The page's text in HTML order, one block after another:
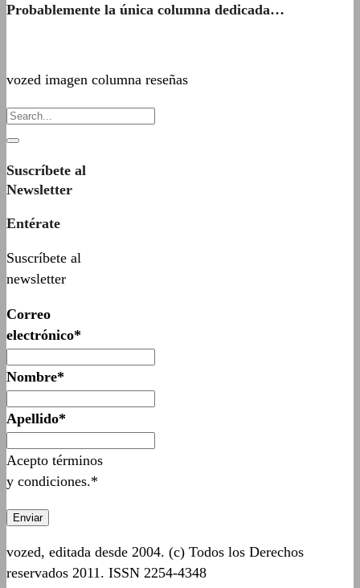
Probablemente la única columna dedicada…
vozed imagen columna reseñas
Suscríbete al
Newsletter
Entérate
Suscríbete al
newsletter
Correo
electrónico*
Nombre*
Apellido*
Acepto términos
y condiciones.*
vozed, editada desde 2004. (c) Todos los Derechos
reservados 2011. ISSN 2254-4348